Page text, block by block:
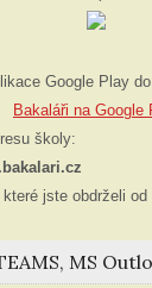
Google Play
Bakaláři na Google
školy:
jste obdrželi
MS